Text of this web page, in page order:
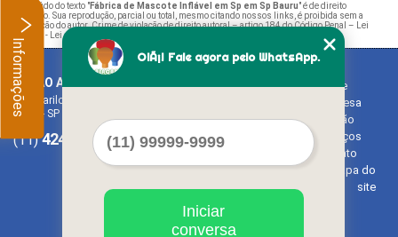
O conteúdo do texto "Fábrica de Mascote Inflável em Sp em Sp Bauru" é de direito
reservado. Sua reprodução, parcial ou total, mesmo citando nossos links, é proibida sem a
autorização do autor. Crime de violação de direito autoral – artigo 184 do Código Penal –
Lei
9610/98 - Lei de direitos autorais
BALAO ART
Rua Bariloche, 1300 - Chácara Tropical (Caucaia do Alto)
Cotia - SP - CEP: 06726-270
(11)4242-7733(11)3603-0479
Home
Empresa
Missão
Serviços
Contato
Mapa do
site
OlÃ¡! Fale agora pelo WhatsApp.
Iniciar
conversa
Informações